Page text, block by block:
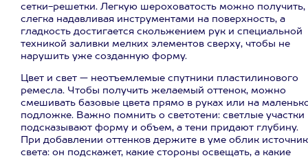
сетки-решетки. Легкую шероховатость можно получить,
слегка надавливая инструментами на поверхность, а
гладкость достигается скольжением рук и специальной
техникой заливки мелких элементов сверху, чтобы не
нарушить уже созданную форму.
Цвет и свет — неотъемлемые спутники пластилинового
ремесла. Чтобы получить желаемый оттенок, можно
смешивать базовые цвета прямо в руках или на
подложке. Важно помнить о светотени: светлые участки
подсказывают форму и объем, а тени придают глубину.
При добавлении оттенков держите в уме облик
света: он подскажет, какие стороны освещать, а какие